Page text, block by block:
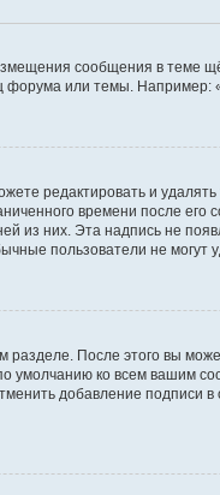
сообщения в теме
форума или темы.
редактировать и
времени после
из них. Эта надпись не
пользователи не могут
После этого вы
умолчанию ко всем вашим
добавление подписи